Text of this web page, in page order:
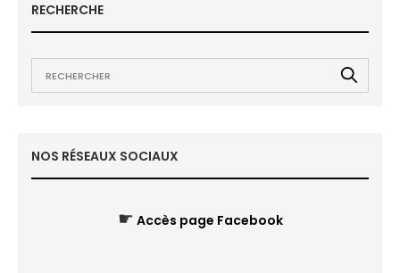
RECHERCHE
NOS RÉSEAUX SOCIAUX
☛ Accès page Facebook